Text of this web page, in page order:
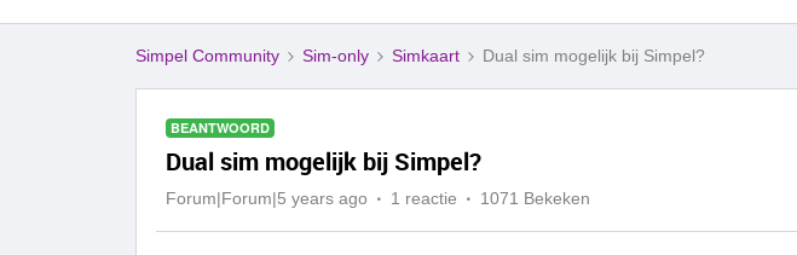
Simpel Community Sim-only Simkaart Dual sim mogelijk bij Simpel?
BEANTWOORD
Dual sim mogelijk bij Simpel?
Forum|Forum|5 years ago 1 reactie 1071 Bekeken